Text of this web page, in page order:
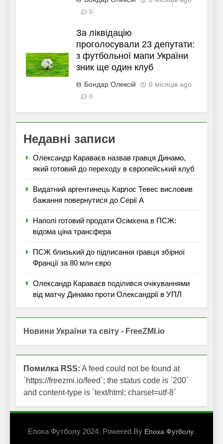
0
За ліквідацію
проголосували 23 депутати:
з футбольної мапи України
зник ще один клуб
Бондар Олексій 6 місяців ago
0
Недавні записи
Олександр Караваєв назвав гравця Динамо,
який готовий до переходу в європейський клуб
Видатний аргентинець Карлос Тевес висловив
бажання повернутися до Серії А
Наполі готовий продати Осімхена в ПСЖ:
відома ціна трансфера
ПСЖ близький до підписання гравця збірної
Франції за 80 млн євро
Олександр Караваєв поділився очікуваннями
від матчу Динамо проти Олександрії в УПЛ
Новини України та світу - FreeZMI.io
Помилка RSS: A feed could not be found at
`https://freezmi.io/feed`; the status code is `200`
and content-type is `text/html; charset=utf-8`
Епоха Футболу 2024. Powered By Епоха Футболу.